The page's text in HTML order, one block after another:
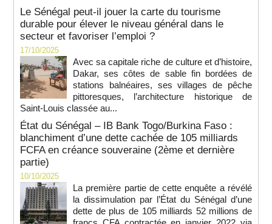
Le Sénégal peut-il jouer la carte du tourisme
durable pour élever le niveau général dans le
secteur et favoriser l’emploi ?
17/10/2025
Avec sa capitale riche de culture et d’histoire,
Dakar, ses côtes de sable fin bordées de
stations balnéaires, ses villages de pêche
pittoresques, l’architecture historique de
Saint-Louis classée au...
État du Sénégal – IB Bank Togo/Burkina Faso :
blanchiment d’une dette cachée de 105 milliards
FCFA en créance souveraine (2ème et dernière
partie)
10/10/2025
La première partie de cette enquête a révélé
la dissimulation par l’État du Sénégal d’une
dette de plus de 105 milliards 52 millions de